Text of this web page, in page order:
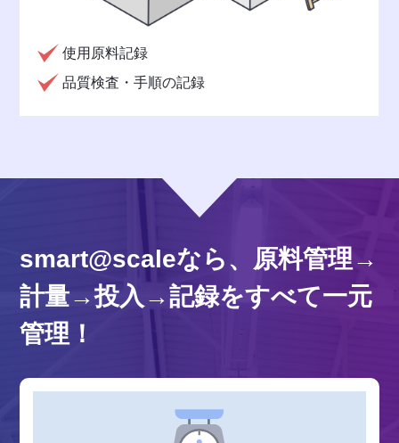
使用原料記録
品質検査・手順の記録
smart@scaleなら、 原料管理→
計量→投入→記録をすべて一元
管理！